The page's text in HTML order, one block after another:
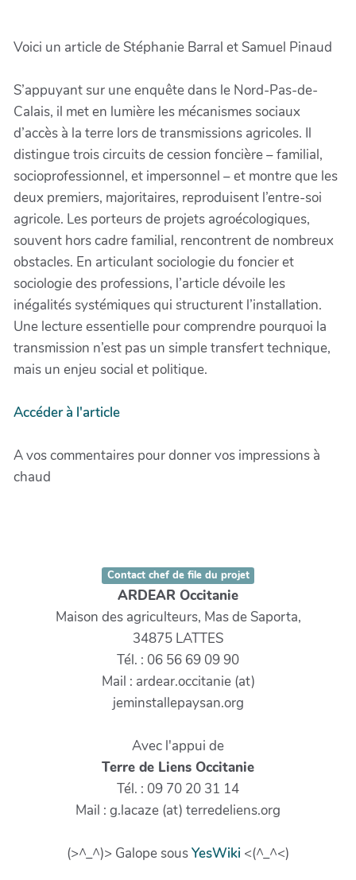
Voici un article de Stéphanie Barral et Samuel Pinaud
S’appuyant sur une enquête dans le Nord-Pas-de-
Calais, il met en lumière les mécanismes sociaux
d’accès à la terre lors de transmissions agricoles. Il
distingue trois circuits de cession foncière – familial,
socioprofessionnel, et impersonnel – et montre que les
deux premiers, majoritaires, reproduisent l’entre-soi
agricole. Les porteurs de projets agroécologiques,
souvent hors cadre familial, rencontrent de nombreux
obstacles. En articulant sociologie du foncier et
sociologie des professions, l’article dévoile les
inégalités systémiques qui structurent l’installation.
Une lecture essentielle pour comprendre pourquoi la
transmission n’est pas un simple transfert technique,
mais un enjeu social et politique.
Accéder à l'article
A vos commentaires pour donner vos impressions à
chaud
Contact chef de file du projet
ARDEAR Occitanie
Maison des agriculteurs, Mas de Saporta,
34875 LATTES
Tél. : 06 56 69 09 90
Mail : ardear.occitanie (at)
jeminstallepaysan.org
Avec l'appui de
Terre de Liens Occitanie
Tél. : 09 70 20 31 14
Mail : g.lacaze (at) terredeliens.org
(>^_^)> Galope sousYesWiki <(^_^<)